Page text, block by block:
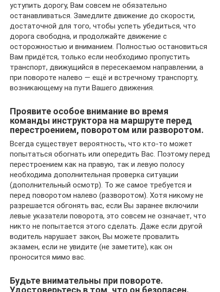
уступить дорогу, Вам совсем не обязательно
останавливаться. Замедлите движение до скорости,
достаточной для того, чтобы успеть убедиться, что
дорога свободна, и продолжайте движение с
осторожностью и вниманием. Полностью остановиться
Вам придётся, только если необходимо пропустить
транспорт, движущийся в пересекаемом направлении, а
при повороте налево — ещё и встречному транспорту,
возникающему на пути Вашего движения.
Проявите особое внимание во время
команды инструктора на маршруте перед
перестроением, поворотом или разворотом.
Всегда существует вероятность, что кто-то может
попытаться обогнать или опередить Вас. Поэтому перед
перестроением как на правую, так и левую полосу
необходима дополнительная проверка ситуации
(дополнительный осмотр). То же самое требуется и
перед поворотом налево (разворотом). Хотя никому не
разрешается обгонять вас, если Вы заранее включили
левые указатели поворота, это совсем не означает, что
никто не попытается этого сделать. Даже если другой
водитель нарушает закон, Вы можете провалить
экзамен, если не увидите (не заметите), как он
проносится мимо вас.
Будьте внимательны при повороте.
Удостоверьтесь в том, что он безопасен.